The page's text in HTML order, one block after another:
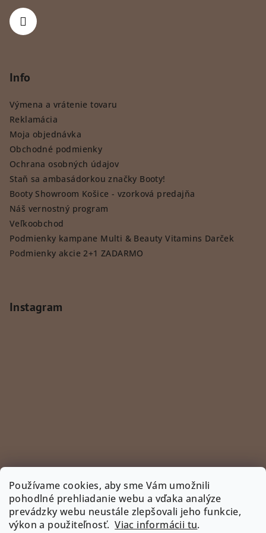
Používame cookies, aby sme Vám umožnili
pohodlné prehliadanie webu a vďaka analýze
prevádzky webu neustále zlepšovali jeho funkcie,
výkon a použiteľnosť.Viac informácii tu.
Info
Výmena a vrátenie tovaru
Reklamácia
Moja objednávka
Obchodné podmienky
Ochrana osobných údajov
Staň sa ambasádorkou značky Booty!
Booty Showroom Košice - vzorková predajňa
Náš vernostný program
Veľkoobchod
Podmienky kampane Multi & Beauty Vitamins Darček
Podmienky akcie 2+1 ZADARMO
Instagram
Sledovať na Instagrame